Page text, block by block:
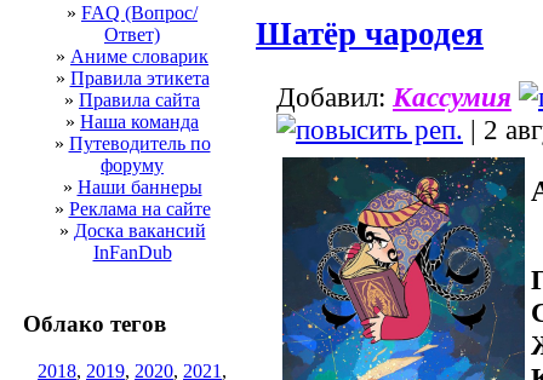
» FAQ (Вопрос/
Ответ)
» Аниме словарик
» Правила этикета
» Правила сайта
» Наша команда
» Путеводитель по
форуму
» Наши баннеры
» Реклама на сайте
» Доска вакансий
InFanDub
Облако тегов
2018, 2019, 2020, 2021 ,
Шатёр чародея
Добавил: Кассумия
| 2